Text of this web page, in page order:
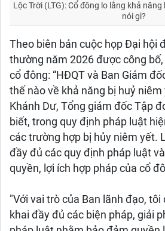
Lộc Trời (LTG): Cổ đông lo lắng khả
nói gì?
Theo biên bản cuộc họp Đại hội
thường năm 2026 được công
cổ đông: “HĐQT và Ban Giám
thế nào về khả năng bị huỷ niêm
Khánh Dư, Tổng giám đốc Tập
biết, trong quy định pháp luật
các trường hợp bị hủy niêm yết.
đầy đủ các quy định pháp luật
quyền, lợi ích hợp pháp của cổ
"Với vai trò của Ban lãnh đạo,
khai đầy đủ các biện pháp, giải